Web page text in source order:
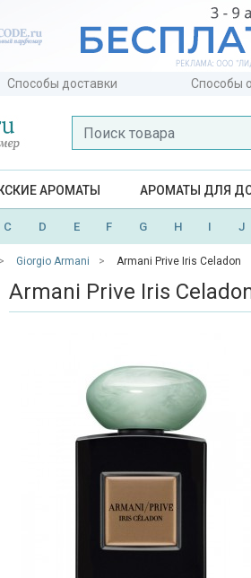
Способы доставки Способы
АРОМАТЫ АРОМАТЫ ДЛЯ
C D E F G H I J
Giorgio Armani Armani Prive Iris Celadon
Armani Prive Iris